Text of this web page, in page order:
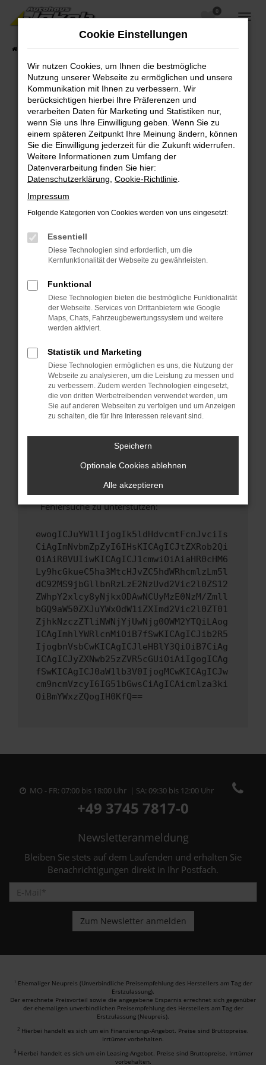
Zum
Hauptinhalt
0
Fehler: Network Error
Beim Laden ist ein Fehler aufgetreten.
Hier sind ein paar Tipps, die dir helfen können:
Überprüfe deine Firewall und deine
Internetverbindung.
Laden andere Webseiten, zum Beispiel deine
Suchmaschine?
Prüfe deine Browsererweiterungen.
Manche Erweiterungen, wie Werbeblocker,
können das Laden bestimmter Seiten
verhindern. Funktioniert die Seite in einem
Fenster?
Starte dein Gerät neu.
Das kann manchmal helfen, vorübergehende
Probleme zu beheben.
Betriebssystem auf dem neuesten Stand
sind.
Veraltete Software birgt nicht nur ein
Sicherheitsrisiko, sondern kann auch dazu
führen, dass bestimmte Funktionen nicht mehr
unterstützt werden.
Wende dich an den Webseitenbetreiber.
Wenn du alle oben genannten Schritte versucht
hast, kontaktiere uns bitte. Wir werden
versuchen, das Problem zu beheben. Du kannst
uns diesen Text schicken, um uns bei der
Fehlersuche zu unterstützen:
ewogICJuYW1lIjogIk5ldHdvcmtFcnJvciIs
CiAgImNvbmZpZyI6IHsKICAgICJtZXRob2Qi
OiAiR0VUIiwKICAgICJ1cmwiOiAiaHR0cHM6
Ly9hcGkueC5ha3MtcHJvZC5hdWRhcmlzLm5l
dC92MS9jbGllbnRzLzE2NzUvd2Vic2l0ZS12
ZWhpY2xlcy8yNjkxODAwNCUyMzE0NzM/Zmll
bGQ9aW50ZXJuYWxOdW1iZXImd2Vic2l0ZT01
ZjhkNzczZTliNWNjYjUwNjg0OWM2YTQiLAog
ICAgImhlYWRlcnMiOiB7fSwKICAgICJib2R5
IjogbnVsbCwKICAgICJleHBlY3QiOiB7CiAg
ICAgICJyZXNwb25zZVR5cGUiOiAiIgogICAg
fSwKICAgICJ0aW1lb3V0IjogMCwKICAgICJw
cm9ncmVzcyI6IG51bGwsCiAgICAicmlza3ki
OiBmYWxzZQogIH0KfQ==
MO - FR: 07:00 bis 18:00 Uhr | SA: 09:30 bis 12:00 Uhr
+49 3745 7817-0
Newsletteranmeldung
Bleiben Sie stets auf dem Laufenden und erhalten Sie
Benachrichtigungen direkt in Ihr Postfach.
1 Ehemaliger Neupreis (Unverbindliche Preisempfehlung des Herstellers am Tag der
Erstzulassung).
Der errechnete Preisvorteil sowie die angegebene Ersparnis errechnet sich gegenüber
der ehemaligen unverbindlichen Preisempfehlung des Herstellers am Tag der
Erstzulassung (Neupreis).
2 Hierbei handelt es sich um ein Finanzierungs-Angebot. Preise sind Bruttopreise.
Irrtümer vorbehalten.
3 Hierbei handelt es sich um ein Leasing-Angebot. Preise sind Bruttopreise. Irrtümer
vorbehalten.
Cookie Einstellungen
Wir nutzen Cookies, um Ihnen die bestmögliche
Nutzung unserer Webseite zu ermöglichen und unsere
Kommunikation mit Ihnen zu verbessern. Wir
berücksichtigen hierbei Ihre Präferenzen und
verarbeiten Daten für Marketing und Statistiken nur,
wenn Sie uns Ihre Einwilligung geben. Wenn Sie zu
einem späteren Zeitpunkt Ihre Meinung ändern, können
Sie die Einwilligung jederzeit für die Zukunft widerrufen.
Weitere Informationen zum Umfang der
Datenverarbeitung finden Sie hier:
Datenschutzerklärung Cookie-Richtlinie
Impressum
Folgende Kategorien von Cookies werden von uns eingesetzt:
Essentiell
Diese Technologien sind erforderlich, um die
Kernfunktionalität der Webseite zu gewährleisten.
Funktional
Diese Technologien bieten die bestmögliche Funktionalität
der Webseite. Services von Drittanbietern wie Google
Maps, Chats, Fahrzeugbewertungssystem und weitere
werden aktiviert.
Statistik und Marketing
Diese Technologien ermöglichen es uns, die Nutzung der
Webseite zu analysieren, um die Leistung zu messen und
zu verbessern. Zudem werden Technologien eingesetzt,
die von dritten Werbetreibenden verwendet werden, um
Sie auf anderen Webseiten zu verfolgen und um Anzeigen
zu schalten, die für Ihre Interessen relevant sind.
Speichern
Optionale Cookies ablehnen
Alle akzeptieren